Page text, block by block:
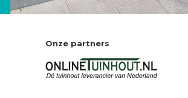
Onze partners